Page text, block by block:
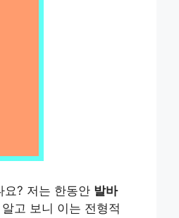
요? 저는 한동안 발바
고 보니 이는 전형적